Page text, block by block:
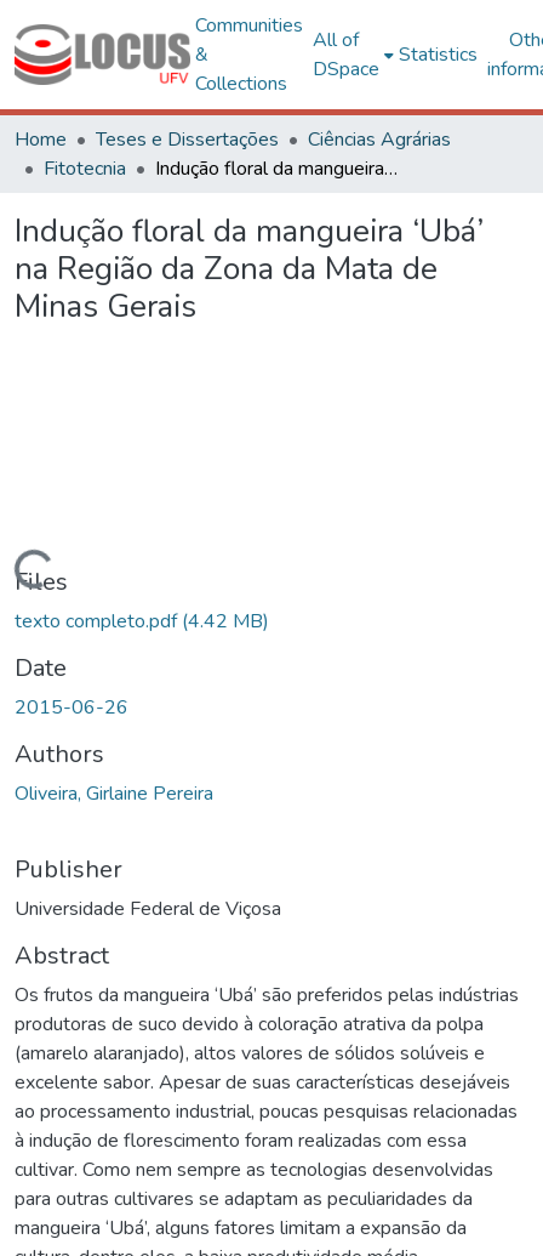
Communities
&
Collections
All of
DSpace
Statistics
Home Teses e Dissertações
Ciências Agrárias
Fitotecnia
Indução floral da mangueira ‘Ubá’ na Região da Zona da Mata de Minas Gerais
Indução floral da mangueira ‘Ubá’
na Região da Zona da Mata de
Minas Gerais
Files
texto completo.pdf(4.42 MB)
Date
2015-06-26
Authors
Oliveira, Girlaine Pereira
Publisher
Universidade Federal de Viçosa
Abstract
Os frutos da mangueira ‘Ubá’ são preferidos pelas indústrias
produtoras de suco devido à coloração atrativa da polpa
(amarelo alaranjado), altos valores de sólidos solúveis e
excelente sabor. Apesar de suas características desejáveis
ao processamento industrial, poucas pesquisas relacionadas
à indução de florescimento foram realizadas com essa
cultivar. Como nem sempre as tecnologias desenvolvidas
para outras cultivares se adaptam as peculiaridades da
mangueira ‘Ubá’, alguns fatores limitam a expansão da